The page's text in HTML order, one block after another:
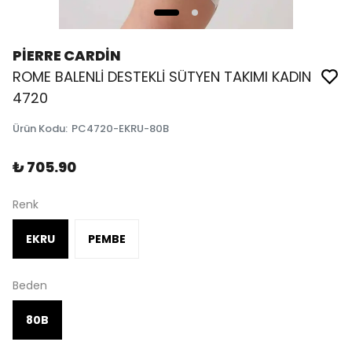
PİERRE CARDİN
ROME BALENLİ DESTEKLİ SÜTYEN TAKIMI KADIN
4720
Ürün Kodu: PC4720-EKRU-80B
₺ 705.90
Renk
EKRU PEMBE
Beden
80B